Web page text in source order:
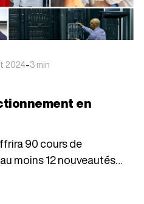
2024-3 min
en
90 cours de
moins 12 nouveautés